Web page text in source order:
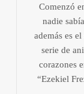
Comenzó
nadie
además es
serie de
corazones
“Ezekiel